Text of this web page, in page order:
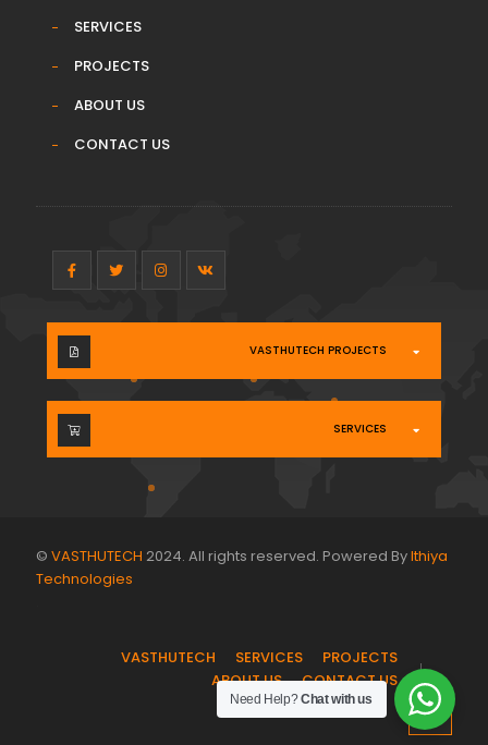
SERVICES
PROJECTS
ABOUT US
CONTACT US
VASTHUTECH PROJECTS
SERVICES
© VASTHUTECH 2024. All rights reserved. Powered ByIthiya
Technologies
VASTHUTECH SERVICES
PROJECTS
ABOUT US
CONTACT US
Need Help?Chat with us